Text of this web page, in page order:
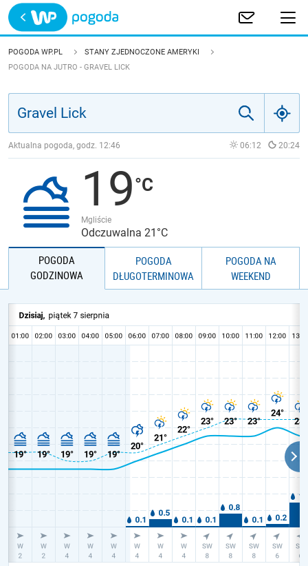
Trwa ładowanie
POLSKA
JAKOŚĆ POWIETRZA
POGODA WP.PL
STANY ZJEDNOCZONE AMERYKI
POGODA NA JUTRO - GRAVEL LICK
Aktualna pogoda, godz. 12:46 06:12 20:24
19
Mgliście
Odczuwalna 21°C
POGODA
GODZINOWA
POGODA
DŁUGOTERMINOWA
POGODA NA
WEEKEND